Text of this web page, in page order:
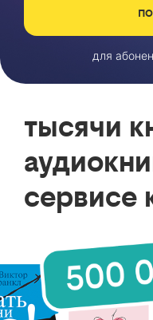
для
тысячи
сервисе